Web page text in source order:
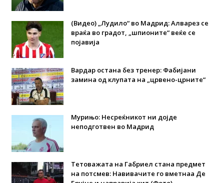
(Видео) „Лудило“ во Мадрид: Алварез се
враќа во градот, „шпионите“ веќе се
појавија
Вардар остана без тренер: Фабијани
замина од клупата на „црвено-црните“
Мурињо: Несреќникот ни дојде
неподготвен во Мадрид
Тетоважата на Габриел стана предмет
на потсмев: Навивачите го вметнаа Де